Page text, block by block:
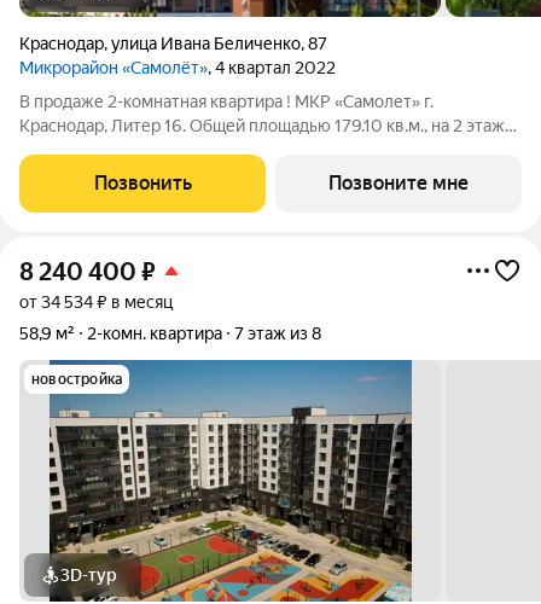
Краснодар,улица Ивана Беличенко,87
Микрорайон «Самолёт», 4 квартал 2022
В продаже 2-комнатная квартира ! МКР «Самолет» г.
Краснодар, Литер 16. Общей площадью 179.10 кв.м., на 2 этаже.
расположен на северо-западе Краснодара, в районе Западного
Обхода. Микрорайон
Позвонить Позвоните мне
8 240 400 ₽
от 34 534 ₽ в месяц
58,9 м²
2-комн. квартира 7 этаж из 8
новостройка
3D-тур